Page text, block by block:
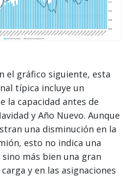
el gráfico siguiente, esta
típica incluye un
la capacidad antes de
y Año Nuevo. Aunque
una disminución en la
esto no indica una
más bien una gran
y en las asignaciones